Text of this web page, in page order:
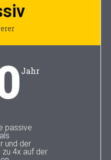
Jahr
passive
und der
4x auf der